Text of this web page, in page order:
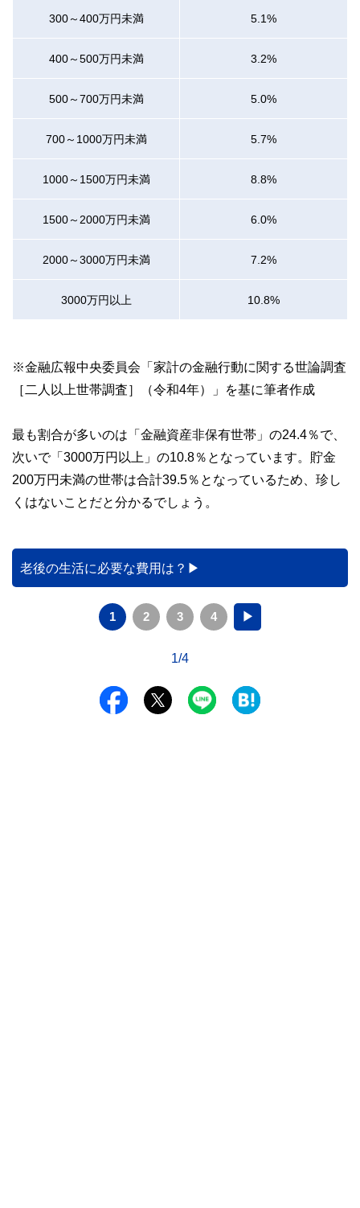
300～400万円未満 5.1%
400～500万円未満 3.2%
500～700万円未満 5.0%
700～1000万円未満 5.7%
1000～1500万円未満 8.8%
1500～2000万円未満 6.0%
2000～3000万円未満 7.2%
3000万円以上 10.8%
※金融広報中央委員会「家計の金融行動に関する世論調査
［二人以上世帯調査］（令和4年）」を基に筆者作成
最も割合が多いのは「金融資産非保有世帯」の24.4％で、
次いで「3000万円以上」の10.8％となっています。貯金
200万円未満の世帯は合計39.5％となっているため、珍し
くはないことだと分かるでしょう。
老後の生活に必要な費用は？
1 2 3 4 ▶
1/4